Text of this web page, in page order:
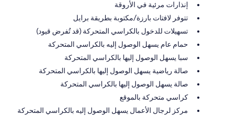
إنذارات مرئية في الأروقة
تتوفر لافتات بارزة/مكتوبة بطريقة برايل
تسهيلات للدخول بالكراسي المتحركة (قد تُفرض قيود)
حمام عام يسهل الوصول إليه بالكراسي المتحركة
سبا يسهل الوصول إليها بالكراسي المتحركة
صالة رياضية يسهل الوصول إليها بالكراسي المتحركة
صالة يسهل الوصول إليها بالكراسي المتحركة
كراسي متحركة بالموقع
مركز لرجال الأعمال يسهل الوصول إليه بالكراسي المتحركة